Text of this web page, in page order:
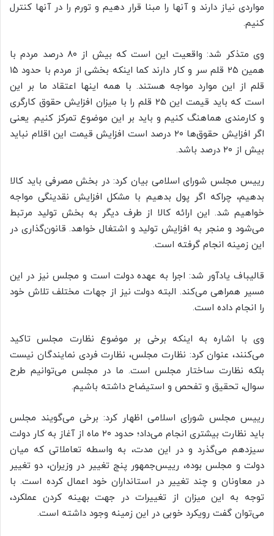
مواردی نیاز دارند و آنها را مبنا قرار دهیم و تورم را در آنها کنترل
کنیم.
وی متذکر شد: واقعیت این است که بیش از ۸۰ درصد مردم با
همین ۲۵ قلم سر و کار دارند کما اینکه بخشی از مردم با حدود ۱۵
قلم از این موارد مواجه هستند. با همه اینها اعتقاد ما بر این
است که باید قیمت این ۲۵ قلم را با میزان افزایش حقوق کارگری
و کارمندی هماهنگ کنیم و باید بر این موضوع تمرکز کنیم. یعنی
اگر افزایش حقوق‌ها ۲۰ درصد است افزایش قیمت این اقلام نباید
بیش از ۲۰ درصد باشد.
رییس مجلس شورای اسلامی بیان کرد: در بخش مصرفی باید کالا
بدهیم، چراکه اگر پول بدهیم با مشکل افزایش نقدینگی مواجه
خواهیم شد. این ارائه کالا از طرف دیگر به بخش تولید مرتبط
می‌شود و منجر به افزایش تولید و اشتغال خواهد. قانون‌گذاری در
این زمینه انجام گرفته است.
قالیباف یادآور شد: اجرا به عهده دولت است و مجلس نیز در این
مسیر همراهی می‌کند. البته دولت نیز از جهات مختلف تلاش خود
را انجام داده است.
وی با اشاره به اینکه برخی بر موضوع نظارت مجلس تاکید
می‌کنند، عنوان کرد: نظارت مجلس، نظارت فردی نمایندگان نیست
بلکه نظارت ساختار مجلس است. ما در مجلس می‌توانیم طرح
سوال، تحقیق و تفحص و استیضاح داشته باشیم.
رییس مجلس شورای اسلامی اظهار کرد: برخی می‌گویند مجلس
باید نظارت بیشتری انجام می‌داد؛ حدود ۲۰ ماه از آغاز به کار دولت
سیزدهم می‌گذرد و در این مدت، به واسطه تعاملاتی که میان
دولت و مجلس بوده، رییس‌جمهور پنج تغییر در وزیران، دو تغییر
در معاونان و چند تغییر در استانداران خود اعمال کرده است. با
توجه به این میزان از تغییرات در جهت بهینه کردن عملکرد،
می‌توان گفت رویکرد خوبی در این زمینه وجود داشته است.